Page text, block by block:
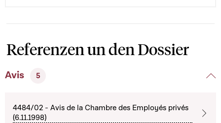
Referenzen un den Dossier
Avis 5
4484/02 - Avis de la Chambre des Employés privés
(6.11.1998)